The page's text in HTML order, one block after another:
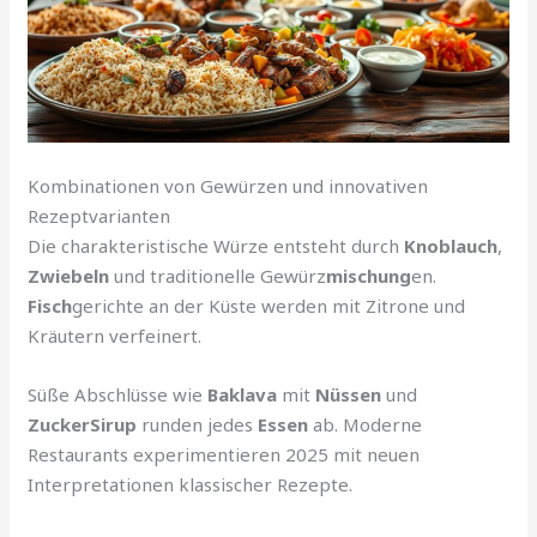
Kombinationen von Gewürzen und innovativen
Rezeptvarianten
Die charakteristische Würze entsteht durch Knoblauch,
Zwiebeln und traditionelle Gewürzmischungen.
Fischgerichte an der Küste werden mit Zitrone und
Kräutern verfeinert.
Süße Abschlüsse wie Baklava mit Nüssen und
ZuckerSirup runden jedes Essen ab. Moderne
Restaurants experimentieren 2025 mit neuen
Interpretationen klassischer Rezepte.